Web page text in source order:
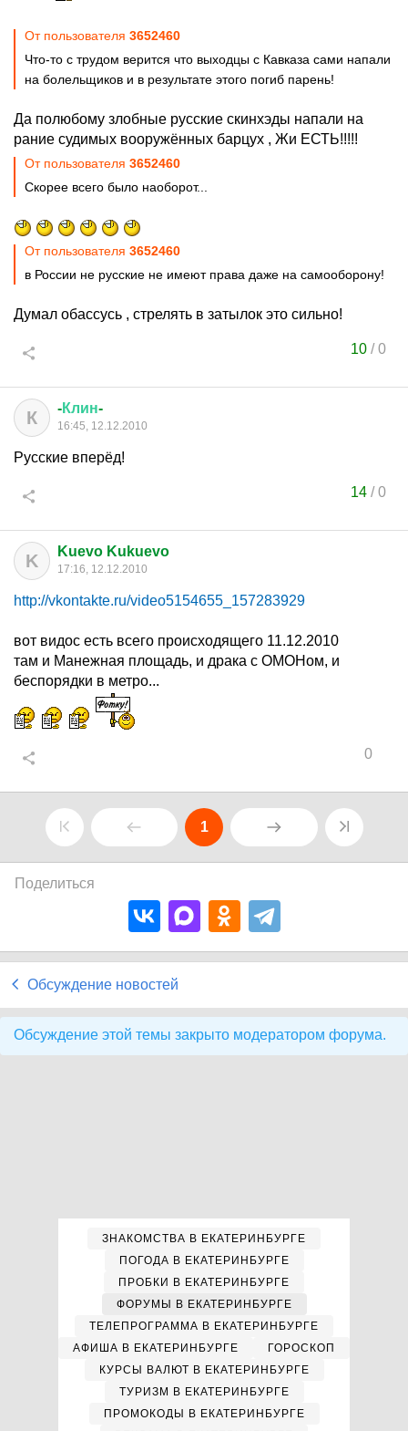
От пользователя 3652460
Что-то с трудом верится что выходцы с Кавказа сами напали
на болельщиков и в результате этого погиб парень!
Да полюбому злобные русские скинхэды напали на
рание судимых вооружённых барцух , Жи ЕСТЬ!!!!!
От пользователя 3652460
Скорее всего было наоборот...
От пользователя 3652460
в России не русские не имеют права даже на самооборону!
Думал обассусь , стрелять в затылок это сильно!
10 /0
К -Клин-
16:45, 12.12.2010
Русские вперёд!
14 /0
K Kuevo Kukuevo
17:16, 12.12.2010
http://vkontakte.ru/video5154655_157283929
вот видос есть всего происходящего 11.12.2010
там и Манежная площадь, и драка с ОМОНом, и
беспорядки в метро...
0
1
Поделиться
Обсуждение новостей
Обсуждение этой темы закрыто модератором форума.
ЗНАКОМСТВА В ЕКАТЕРИНБУРГЕ
ПОГОДА В ЕКАТЕРИНБУРГЕ
ПРОБКИ В ЕКАТЕРИНБУРГЕ
ФОРУМЫ В ЕКАТЕРИНБУРГЕ
ТЕЛЕПРОГРАММА В ЕКАТЕРИНБУРГЕ
АФИША В ЕКАТЕРИНБУРГЕ
ГОРОСКОП
КУРСЫ ВАЛЮТ В ЕКАТЕРИНБУРГЕ
ТУРИЗМ В ЕКАТЕРИНБУРГЕ
ПРОМОКОДЫ В ЕКАТЕРИНБУРГЕ